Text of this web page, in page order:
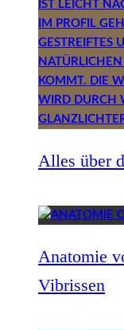
Alles über
Anatomie
Vibrissen